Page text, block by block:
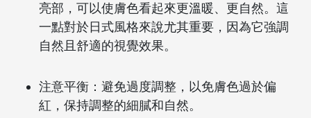
亮部，可以使膚色看起來更溫暖、更自然。這
一點對於日式風格來說尤其重要，因為它強調
自然且舒適的視覺效果。
注意平衡：避免過度調整，以免膚色過於偏
紅，保持調整的細膩和自然。